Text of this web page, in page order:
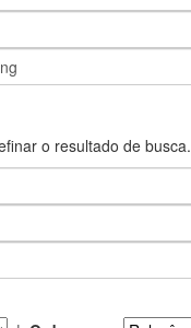
o resultado de busca.